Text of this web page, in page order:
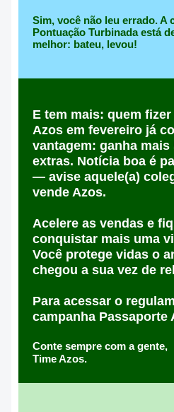
Sim, você não leu errado. A
Pontuação Turbinada está
melhor: bateu, levou!
E tem mais: quem fizer
Azos em fevereiro já
vantagem: ganha mais
extras. Notícia boa é
— avise aquele(a)
vende Azos.
Acelere as vendas e
conquistar mais uma
Você protege vidas o
chegou a sua vez de
Para acessar o
campanha Passaporte
Conte sempre com a gente,
Time Azos.